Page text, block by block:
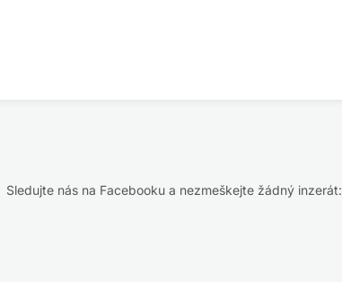
Sledujte nás na Facebooku a nezmeškejte žádný inzerát: